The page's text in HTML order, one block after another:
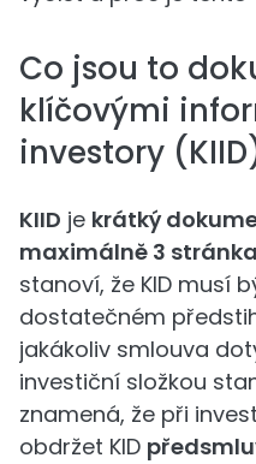
Co jsou to
klíčovými
investory
KIID je krátký
maximálně 3
stanoví, že KID musí
dostatečném
jakákoliv smlouva
investiční složkou
znamená, že při
obdržet KID